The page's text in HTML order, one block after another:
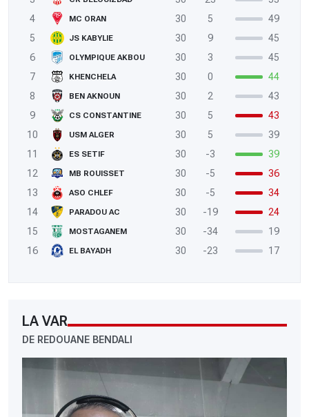
4
MC ORAN 30 5
49
5
JS KABYLIE 30 9
45
6
OLYMPIQUE AKBOU 30 3
45
7
KHENCHELA 30 0
44
8
BEN AKNOUN 30 2
43
9
CS CONSTANTINE 30 5
43
10
USM ALGER 30 5
39
11
ES SETIF 30 -3
39
12
MB ROUISSET 30 -5
36
13
ASO CHLEF 30 -5
34
14
PARADOU AC 30 -19
24
15
MOSTAGANEM 30 -34
19
16
EL BAYADH 30 -23 17
LA VAR
DE REDOUANE BENDALI